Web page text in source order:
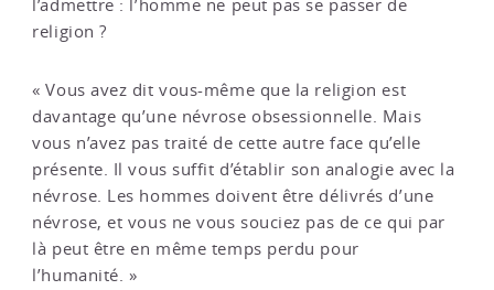
l’admettre : l’homme ne peut pas se passer de
religion ?
« Vous avez dit vous-même que la religion est
davantage qu’une névrose obsessionnelle. Mais
vous n’avez pas traité de cette autre face qu’elle
présente. Il vous suffit d’établir son analogie avec la
névrose. Les hommes doivent être délivrés d’une
névrose, et vous ne vous souciez pas de ce qui par
là peut être en même temps perdu pour
l’humanité. »